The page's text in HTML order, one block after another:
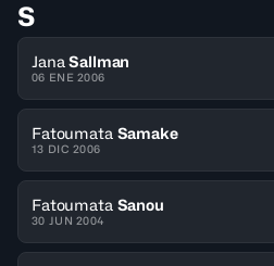
S
Jana Sallman
06 ENE 2006
Fatoumata Samake
13 DIC 2006
Fatoumata Sanou
30 JUN 2004